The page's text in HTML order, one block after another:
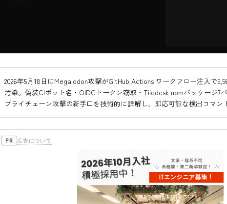
2026年5月18日にMegalodon攻撃がGitHub Actions ワークフロー注入で
汚染。偽装CIボット名・OIDCトークン窃取・Tiledesk npmパッケージ7
プライチェーン攻撃の新手口を技術的に詳解し、即応可能な検出コマン
PR 広告について